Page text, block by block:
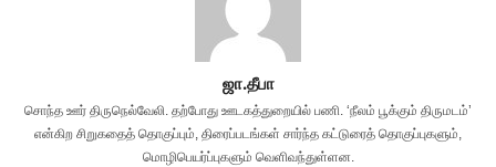
ஜா.தீபா
சொந்த ஊர் திருநெல்வேலி. தற்போது ஊடகத்துறையில் பணி. ‘நீலம் பூக்கும் திருமடம்’
என்கிற சிறுகதைத் தொகுப்பும், திரைப்படங்கள் சார்ந்த கட்டுரைத் தொகுப்புகளும்,
மொழிபெயர்ப்புகளும் வெளிவந்துள்ளன.